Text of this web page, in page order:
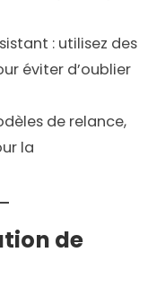
: utilisez des
éviter d’oublier
de relance,
la
de